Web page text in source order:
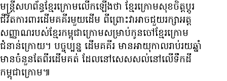
មន្ត្រី​សហព័ន្ធ​ខ្មែរ​ក្រោម​លើក​ឡើង​ថា ខ្មែរ​ក្រោម​សុខ​ចិត្ត​ប្ដូរ​
ជីវិត​ការពារ​ដើម​គគីរ​មួយ​ដើម ពីព្រោះ​វា​អាច​ជួយ​រក្សា​អត្ត
សញ្ញាណ​របស់​ខ្មែរ​កម្ពុជា​ក្រោម​សម្រាប់​កូនចៅ​ខ្មែរ​ក្រោម​
ជំនាន់​ក្រោយ។ បច្ចុប្បន្ន ដើម​គគីរ មាន​អាយុ​កាល​រាប់​រយ​ឆ្នាំ
មាន​ចំនួន​តែ​ពីរ​ដើម​គត់ ដែល​នៅ​សេសសល់​នៅ​លើ​ទឹក​ដី​
កម្ពុជា​ក្រោម៕